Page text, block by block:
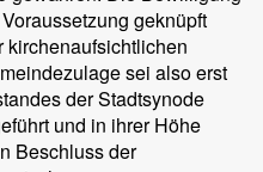
geknüpft
sei also erst
der Stadtsynode
und in ihrer Höhe
Beschluss der